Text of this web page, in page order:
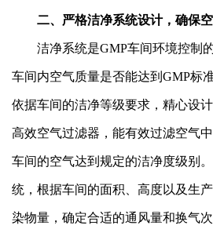
二、严格洁净系统设计，确保空
洁净系统是GMP车间环境控制
车间内空气质量是否能达到GMP标
依据车间的洁净等级要求，精心设
高效空气过滤器，能有效过滤空气
车间的空气达到规定的洁净度级别
统，根据车间的面积、高度以及生
染物量，确定合适的通风量和换气